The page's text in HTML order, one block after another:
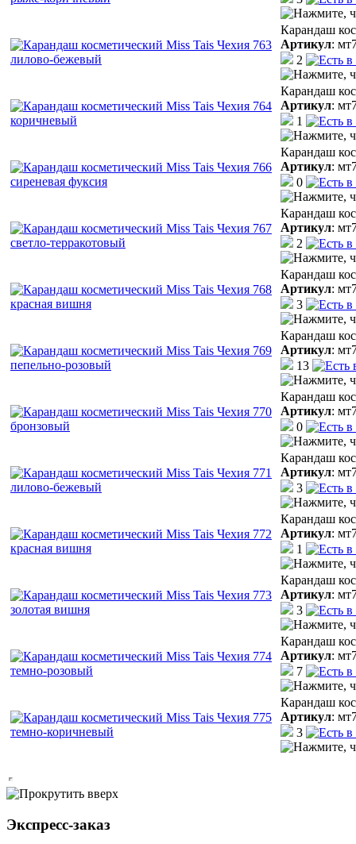
Карандаш
Артикул:
2
Карандаш
Артикул:
1
Карандаш
Артикул:
0
Карандаш
Артикул:
2
Карандаш
Артикул:
3
Карандаш
Артикул:
13
Карандаш
Артикул:
0
Карандаш
Артикул:
3
Карандаш
Артикул:
1
Карандаш
Артикул:
3
Карандаш
Артикул:
7
Карандаш
Артикул:
3
Экспресс-заказ